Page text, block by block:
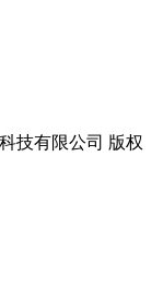
技有限公司 版权